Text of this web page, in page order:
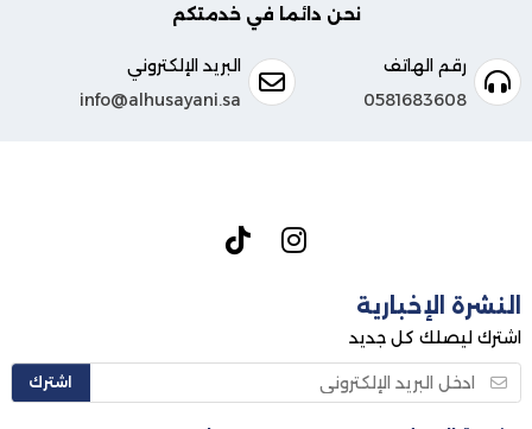
نحن دائما في خدمتكم
رقم الهاتف
0581683608
البريد الإلكتروني
info@alhusayani.sa
النشرة الإخبارية
اشترك ليصلك كل جديد
اشترك